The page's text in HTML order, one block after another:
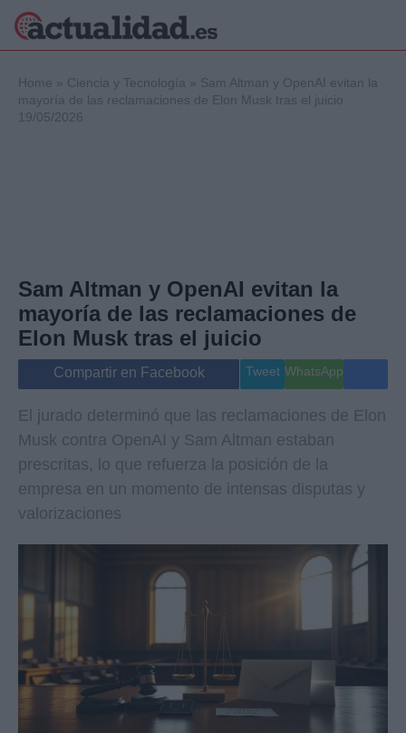
Internacional
Viajes
Gente
Musica
Home » Ciencia y Tecnología » Sam Altman y OpenAI evitan la
mayoría de las reclamaciones de Elon Musk tras el juicio
19/05/2026
Sam Altman y OpenAI evitan la
mayoría de las reclamaciones de
Elon Musk tras el juicio
Compartir en Facebook Tweet WhatsApp
El jurado determinó que las reclamaciones de Elon
Musk contra OpenAI y Sam Altman estaban
prescritas, lo que refuerza la posición de la
empresa en un momento de intensas disputas y
valorizaciones